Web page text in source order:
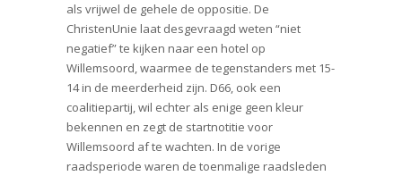
als vrijwel de gehele de oppositie. De
ChristenUnie laat desgevraagd weten “niet
negatief” te kijken naar een hotel op
Willemsoord, waarmee de tegenstanders met 15-
14 in de meerderheid zijn. D66, ook een
coalitiepartij, wil echter als enige geen kleur
bekennen en zegt de startnotitie voor
Willemsoord af te wachten. In de vorige
raadsperiode waren de toenmalige raadsleden